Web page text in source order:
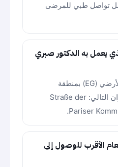
تواصل طبي للمرضى
يعمل به الدكتور صبري
يقع المركز في الطابق الأرضي (EG) بمنطقة
فريدريشسهاين في العنوان التالي: Straße der
Pariser
الأقرب للوصول إلى